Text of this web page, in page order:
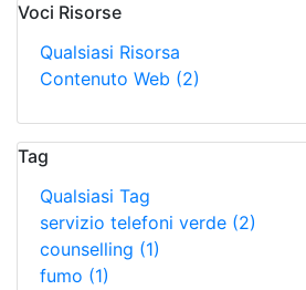
Voci Risorse
Qualsiasi Risorsa
Contenuto Web (2)
Tag
Qualsiasi Tag
servizio telefoni verde (2)
counselling (1)
fumo (1)